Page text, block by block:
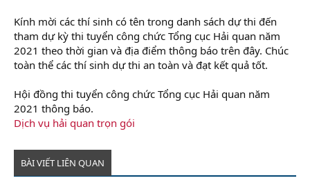
Kính mời các thí sinh có tên trong danh sách dự thi đến
tham dự kỳ thi tuyển công chức Tổng cục Hải quan năm
2021 theo thời gian và địa điểm thông báo trên đây. Chúc
toàn thể các thí sinh dự thi an toàn và đạt kết quả tốt.
Hội đồng thi tuyển công chức Tổng cục Hải quan năm
2021 thông báo.
Dịch vụ hải quan trọn gói
BÀI VIẾT LIÊN QUAN